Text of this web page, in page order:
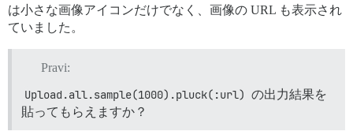
は小さな画像アイコンだけでなく、画像の URL も表示され
ていました。
Pravi:
Upload.all.sample(1000).pluck(:url) の出力結果を
貼ってもらえますか？